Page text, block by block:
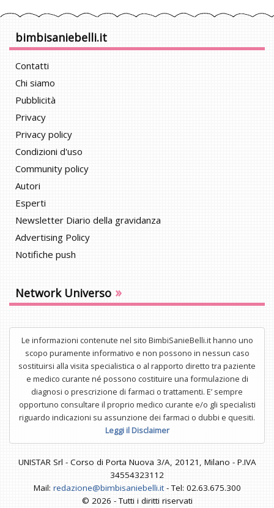
bimbisaniebelli.it
Contatti
Chi siamo
Pubblicità
Privacy
Privacy policy
Condizioni d'uso
Community policy
Autori
Esperti
Newsletter Diario della gravidanza
Advertising Policy
Notifiche push
Network Universo »
Le informazioni contenute nel sito BimbiSanieBelli.it hanno uno
scopo puramente informativo e non possono in nessun caso
sostituirsi alla visita specialistica o al rapporto diretto tra paziente
e medico curante né possono costituire una formulazione di
diagnosi o prescrizione di farmaci o trattamenti. E’ sempre
opportuno consultare il proprio medico curante e/o gli specialisti
riguardo indicazioni su assunzione dei farmaci o dubbi e quesiti.
Leggi il Disclaimer
UNISTAR Srl - Corso di Porta Nuova 3/A, 20121, Milano - P.IVA
34554323112
Mail: redazione@bimbisaniebelli.it- Tel: 02.63.675.300
© 2026 - Tutti i diritti riservati